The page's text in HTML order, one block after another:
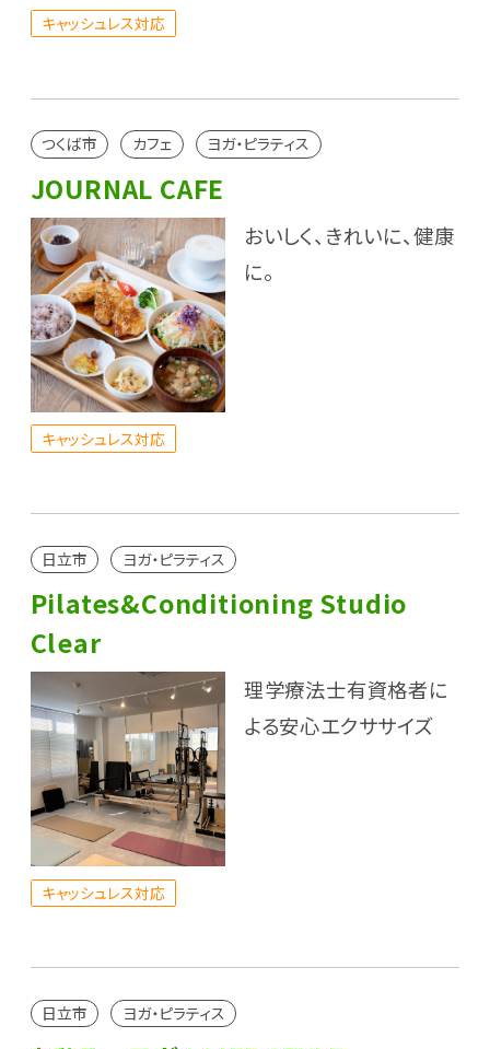
キャッシュレス対応
つくば市 カフェ ヨガ・ピラティス
JOURNAL CAFE
おいしく、きれいに、健康
に。
キャッシュレス対応
日立市 ヨガ・ピラティス
Pilates&Conditioning Studio
Clear
理学療法士有資格者に
よる安心エクササイズ
キャッシュレス対応
日立市 ヨガ・ピラティス